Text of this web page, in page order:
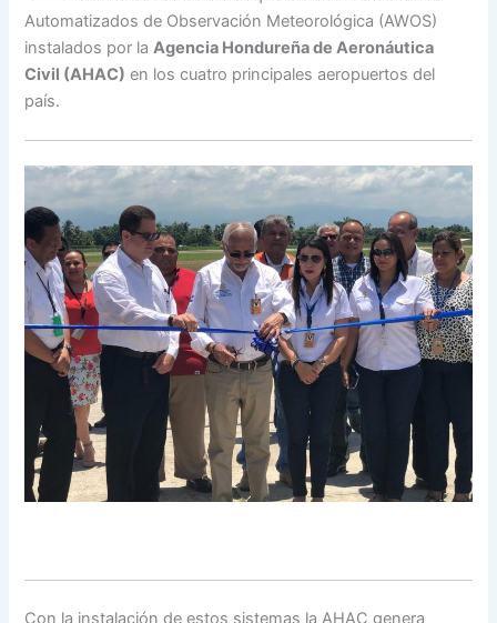
Automatizados de Observación Meteorológica (AWOS)
instalados por laAgencia Hondureña de Aeronáutica
Civil (AHAC) en los cuatro principales aeropuertos del
país.
Con la instalación de estos sistemas la AHAC genera